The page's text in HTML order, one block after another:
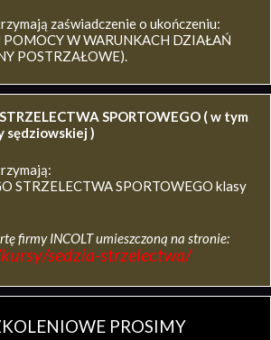
zaświadczenie o ukończeniu:
POMOCY W WARUNKACH DZIAŁAŃ
POSTRZAŁOWE).
SPORTOWEGO ( w tym
sędziowskiej )
STRZELECTWA SPORTOWEGO klasy
firmy INCOLT umieszczoną na stronie:
sedzia-strzelectwa/
PROSIMY